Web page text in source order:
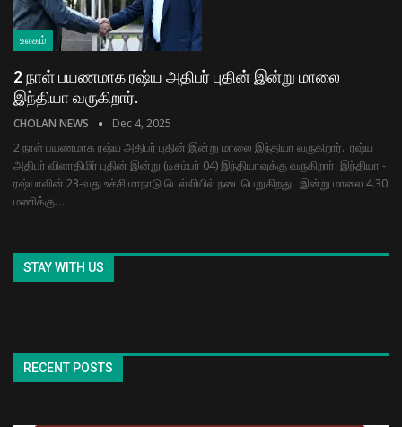
உலகம்
2 நாள் பயணமாக ரஷ்ய அதிபர் புதின் இன்று மாலை
இந்தியா வருகிறார்.
CHOLAN NEWS Dec 4, 2025
2 நாள் பயணமாக ரஷ்ய அதிபர் புதின் இன்று மாலை இந்தியா வருகிறார். ரஷ்ய
அதிபர் விளாதிமிர் புதின் இன்று (டிசம்பர் 04) இந்தியாவுக்கு வருகிறார். இந்​தியா -
ரஷ்​யா​வின் 23-வது உச்சி மாநாடு டெல்​லி​யில் நடைபெறுகிறது. இன்று மாலை 4.30
மணிக்கு…
STAY WITH US
RECENT POSTS